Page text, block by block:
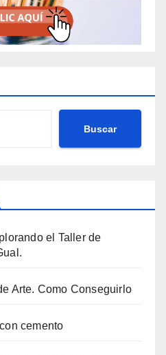
Buscar
el Taller de
Arte. Como Conseguirlo
cemento